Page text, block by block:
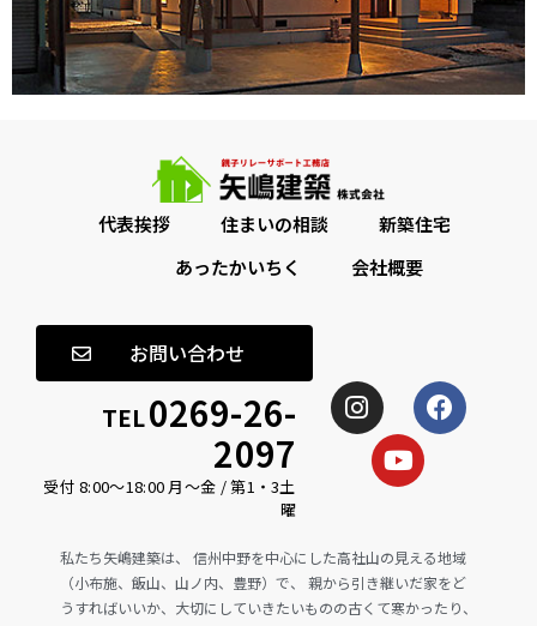
代表挨拶 住まいの相談
新築住宅
あったかいちく
会社概要
お問い合わせ
TEL0269-26-
2097
受付 8:00〜18:00 月〜金 / 第1・3土
曜
私たち矢嶋建築は、 信州中野を中心にした高社山の見える地域
（小布施、飯山、山ノ内、豊野）で、 親から引き継いだ家をど
うすればいいか、大切にしていきたいものの古くて寒かったり、